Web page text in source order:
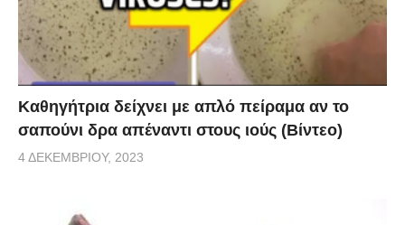
Καθηγήτρια δείχνει με απλό πείραμα αν το
σαπούνι δρα απέναντι στους ιούς (Βίντεο)
4 ΔΕΚΕΜΒΡΊΟΥ, 2023